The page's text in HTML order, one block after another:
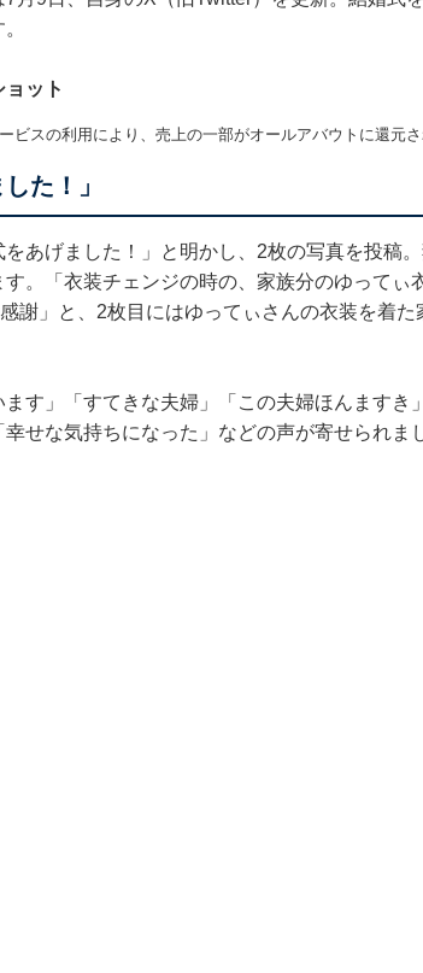
ョット
スの利用により、売上の一部がオールアバウトに還元さ
た！」
あげました！」と明かし、2枚の写真を投稿。
。「衣装チェンジの時の、家族分のゆってぃ
謝」と、2枚目にはゆってぃさんの衣装を着た
す」「すてきな夫婦」「この夫婦ほんますき
せな気持ちになった」などの声が寄せられま